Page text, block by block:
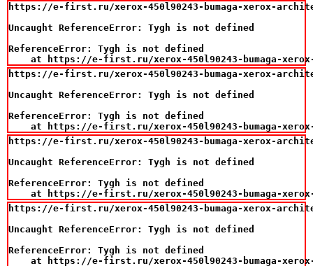
https://e-first.ru/xerox-450l90243-bumaga-xerox-
Uncaught ReferenceError: Tygh is not defined
ReferenceError: Tygh is not defined
at https://e-first.ru/xerox-450l90243-bumaga-
https://e-first.ru/xerox-450l90243-bumaga-xerox-
Uncaught ReferenceError: Tygh is not defined
ReferenceError: Tygh is not defined
at https://e-first.ru/xerox-450l90243-bumaga-
https://e-first.ru/xerox-450l90243-bumaga-xerox-
Uncaught ReferenceError: Tygh is not defined
ReferenceError: Tygh is not defined
at https://e-first.ru/xerox-450l90243-bumaga-
https://e-first.ru/xerox-450l90243-bumaga-xerox-
Uncaught ReferenceError: Tygh is not defined
ReferenceError: Tygh is not defined
at https://e-first.ru/xerox-450l90243-bumaga-